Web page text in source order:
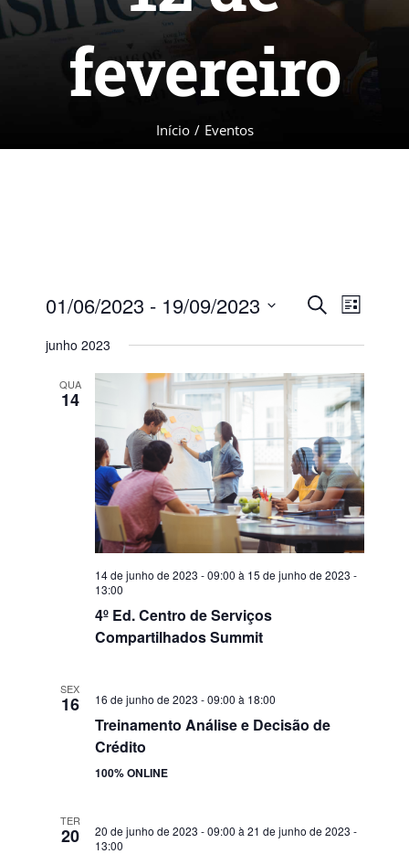
fevereiro
Início / Eventos
Pesquisa
navegação
de
visuais
de
Eventos
Procurar
Evento
Lista
01/06/2023 - 19/09/2023
data.
junho 2023
QUA
14
14 de junho de 2023 - 09:00 à 15 de junho de 2023 -
13:00
4º Ed. Centro de Serviços
Compartilhados Summit
SEX
16 16 de junho de 2023 - 09:00 à 18:00
Treinamento Análise e Decisão de
Crédito
100% ONLINE
TER
20 20 de junho de 2023 - 09:00 à 21 de junho de 2023 -
13:00